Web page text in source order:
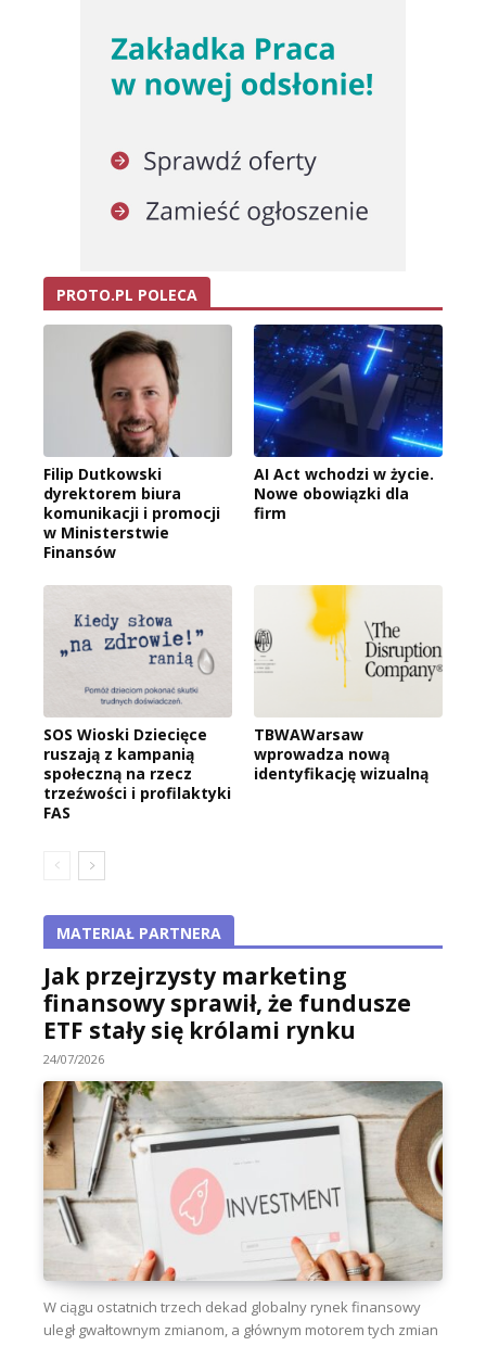
PROTO.PL POLECA
Filip Dutkowski
dyrektorem biura
komunikacji i promocji
w Ministerstwie
Finansów
AI Act wchodzi w życie.
Nowe obowiązki dla
firm
SOS Wioski Dziecięce
ruszają z kampanią
społeczną na rzecz
trzeźwości i profilaktyki
FAS
TBWAWarsaw
wprowadza nową
identyfikację wizualną
MATERIAŁ PARTNERA
Jak przejrzysty marketing
finansowy sprawił, że fundusze
ETF stały się królami rynku
24/07/2026
W ciągu ostatnich trzech dekad globalny rynek finansowy
uległ gwałtownym zmianom, a głównym motorem tych zmian